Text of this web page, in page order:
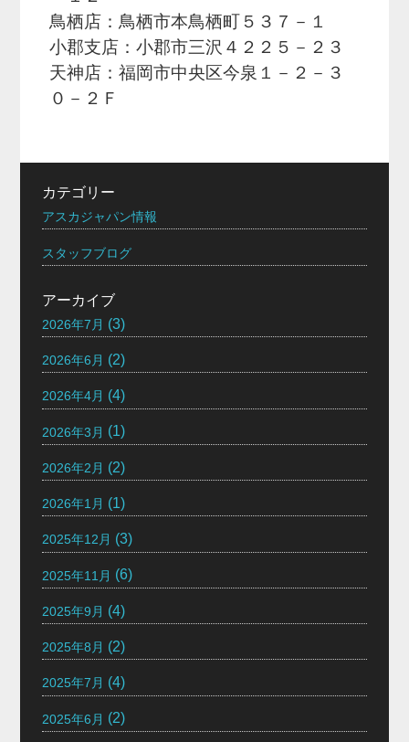
鳥栖店：鳥栖市本鳥栖町５３７－１
小郡支店：小郡市三沢４２２５－２３
天神店：福岡市中央区今泉１－２－３
０－２Ｆ
カテゴリー
アスカジャパン情報
スタッフブログ
アーカイブ
2026年7月 (3)
2026年6月 (2)
2026年4月 (4)
2026年3月 (1)
2026年2月 (2)
2026年1月 (1)
2025年12月 (3)
2025年11月 (6)
2025年9月 (4)
2025年8月 (2)
2025年7月 (4)
2025年6月 (2)